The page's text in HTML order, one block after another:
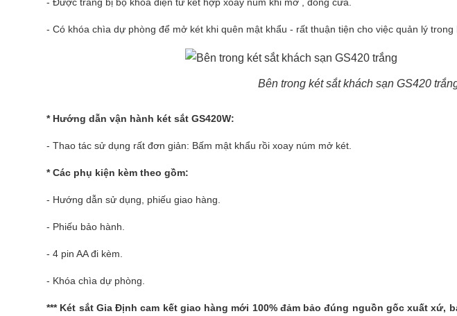
- Có khóa chìa dự phòng để mở két khi quên mật khẩu - rất thuận tiện cho việc quản lý trong
Bên trong két sắt khách sạn GS420
* Hướng dẫn vận hành két sắt GS420W:
- Thao tác sử dụng rất đơn giản: Bấm mật khẩu rồi xoay núm mở két.
* Các phụ kiện kèm theo gồm:
- Hướng dẫn sử dụng, phiếu giao hàng.
- Phiếu bảo hành.
- 4 pin AA đi kèm.
- Khóa chìa dự phòng.
*** Két sắt Gia Định cam kết giao hàng mới 100% đảm bảo đúng nguồn gốc xuất xứ,